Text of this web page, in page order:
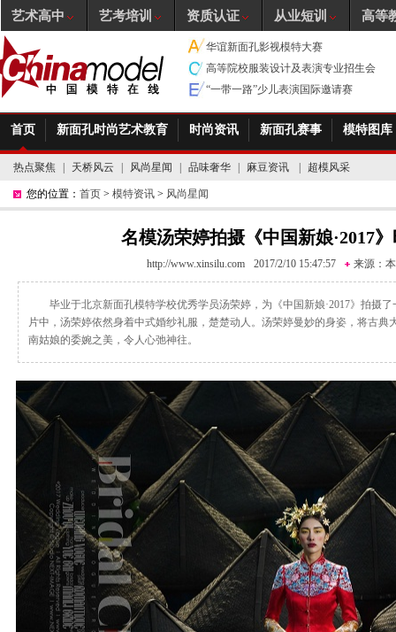
华谊新面孔影视模特大赛
高等院校服装设计及表演专业招生会
“一带一路”少儿表演国际邀请赛
首页 新面孔时尚艺术教育 时尚资讯 新面孔赛事 模特图库
热点聚焦 天桥风云 风尚星闻 品味奢华 麻豆资讯 超模风采
您的位置： 首页 > 模特资讯 > 风尚星闻
名模汤荣婷拍摄《中国新娘·2017
http://www.xinsilu.com 2017/2/10 15:47:57 来源：
毕业于北京新面孔模特学校优秀学员汤荣婷，为《中国新娘·2017》拍摄
片中，汤荣婷依然身着中式婚纱礼服，楚楚动人。汤荣婷曼妙的身姿，将古典
南姑娘的委婉之美，令人心弛神往。
艺术高中 艺考培训 资质认证 从业短训 高等